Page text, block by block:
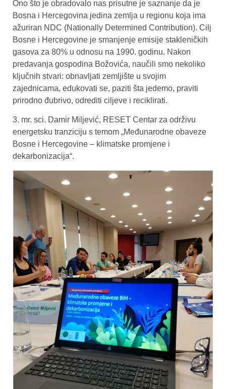
Ono što je obradovalo nas prisutne je saznanje da je
Bosna i Hercegovina jedina zemlja u regionu koja ima
ažuriran NDC (Nationally Determined Contribution). Cilj
Bosne i Hercegovine je smanjenje emisije stakleničkih
gasova za 80% u odnosu na 1990. godinu. Nakon
predavanja gospodina Božovića, naučili smo nekoliko
ključnih stvari: obnavljati zemljište u svojim
zajednicama, edukovati se, paziti šta jedemo, praviti
prirodno đubrivo, odrediti ciljeve i reciklirati.
3. mr. sci. Damir Miljević, RESET Centar za održivu
energetsku tranziciju s temom „Međunarodne obaveze
Bosne i Hercegovine – klimatske promjene i
dekarbonizacija“.